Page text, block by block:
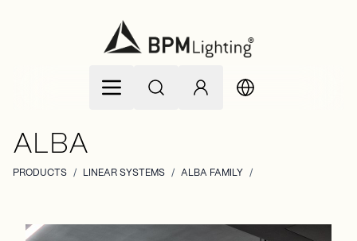
ALBA
PRODUCTS / LINEAR SYSTEMS / ALBA FAMILY /